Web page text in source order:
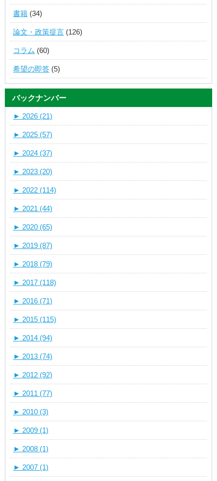
書籍 (34)
論文・政策提言 (126)
コラム (60)
希望の即答 (5)
バックナンバー
► 2026 (21)
► 2025 (57)
► 2024 (37)
► 2023 (20)
► 2022 (114)
► 2021 (44)
► 2020 (65)
► 2019 (87)
► 2018 (79)
► 2017 (118)
► 2016 (71)
► 2015 (115)
► 2014 (94)
► 2013 (74)
► 2012 (92)
► 2011 (77)
► 2010 (3)
► 2009 (1)
► 2008 (1)
► 2007 (1)